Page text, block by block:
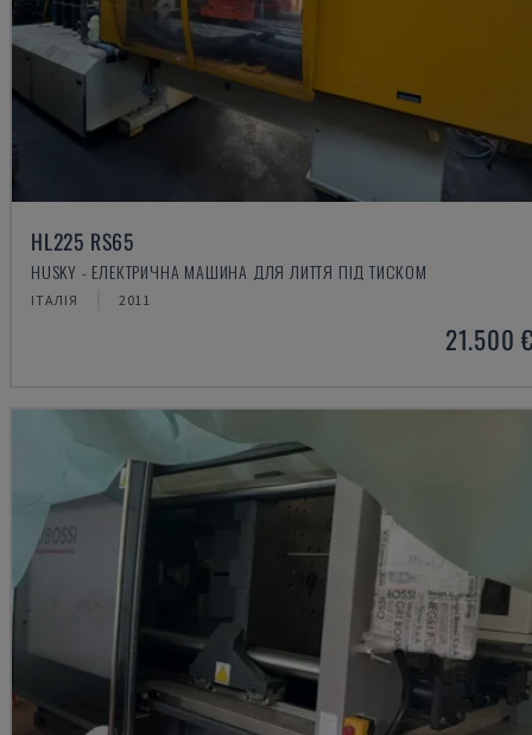
HL225 RS65
HUSKY - ЕЛЕКТРИЧНА МАШИНА ДЛЯ ЛИТТЯ ПІД ТИСКОМ
ІТАЛІЯ 2011
21.500